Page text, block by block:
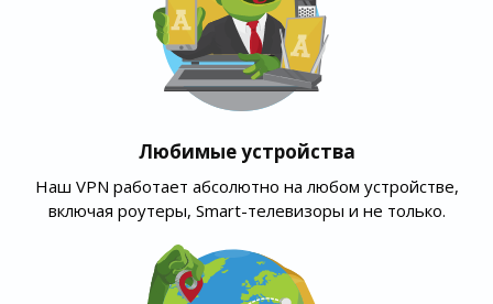
Любимые устройства
Наш VPN работает абсолютно на любом устройстве,
включая роутеры, Smart-телевизоры и не только.